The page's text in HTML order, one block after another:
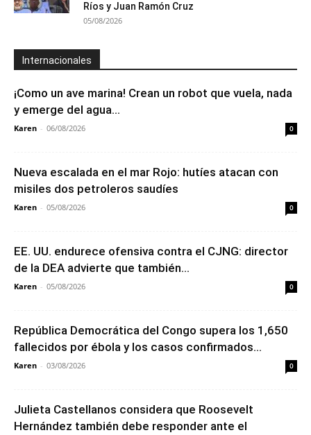
Ríos y Juan Ramón Cruz
05/08/2026
Internacionales
¡Como un ave marina! Crean un robot que vuela, nada
y emerge del agua...
Karen - 06/08/2026 0
Nueva escalada en el mar Rojo: hutíes atacan con
misiles dos petroleros saudíes
Karen - 05/08/2026 0
EE. UU. endurece ofensiva contra el CJNG: director
de la DEA advierte que también...
Karen - 05/08/2026 0
República Democrática del Congo supera los 1,650
fallecidos por ébola y los casos confirmados...
Karen - 03/08/2026 0
Julieta Castellanos considera que Roosevelt
Hernández también debe responder ante el